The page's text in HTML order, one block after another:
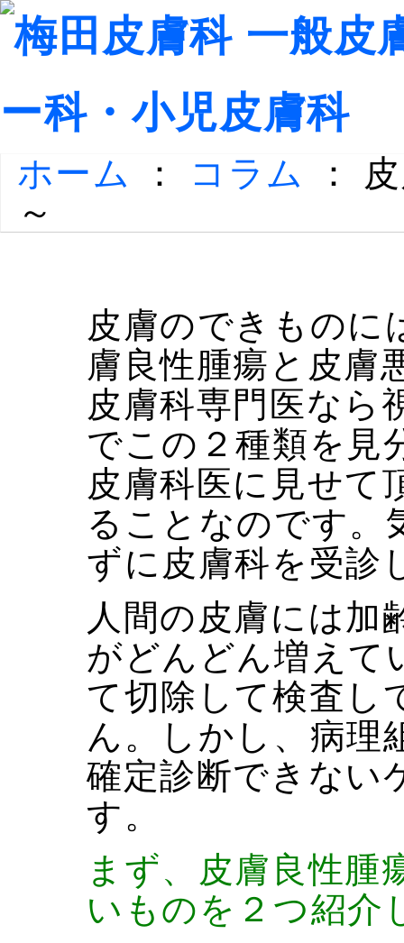
ホーム ： コラム
：
～
皮膚のできものに
膚良性腫瘍と皮膚
皮膚科専門医なら
でこの２種類を見
皮膚科医に見せて
ることなのです。
ずに皮膚科を受診
人間の皮膚には加
がどんどん増えて
て切除して検査し
ん。しかし、病理
確定診断できない
す。
まず、皮膚良性腫
いものを２つ紹介